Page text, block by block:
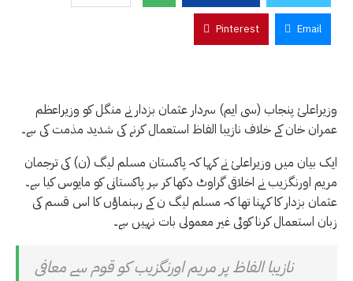
Pinterest Email
وزیراعلیٰ پنجاب (سی ایم) سردار عثمان بزدار نے منگل کو وزیراعظم
عمران خان کے خلاف نازیبا الفاظ استعمال کرنے کی شدید مذمت کی ہے۔
ایک بیان میں وزیراعلیٰ نے کہا کہ پاکستان مسلم لیگ (ن) کی ترجمان
مریم اورنگزیب نے اخلاقی گراوٹ دکھا کر ہر پاکستانی کو مایوس کیا ہے۔
عثمان بزدار کا کہنا تھا کہ مسلم لیگ ن کے رہنماؤں کا اس قسم کی
زبان استعمال کرنا کوئی غیر معمولی بات نہیں ہے۔
نازیبا الفاظ پر مریم اورنگزیب کو قوم سے معافی